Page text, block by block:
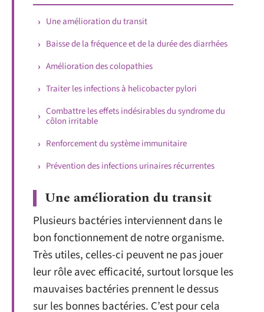
Une amélioration du transit
Baisse de la fréquence et de la durée des diarrhées
Amélioration des colopathies
Traiter les infections à helicobacter pylori
Combattre les effets indésirables du syndrome du
côlon irritable
Renforcement du système immunitaire
Prévention des infections urinaires récurrentes
Une amélioration du transit
Plusieurs bactéries interviennent dans le
bon fonctionnement de notre organisme.
Très utiles, celles-ci peuvent ne pas jouer
leur rôle avec efficacité, surtout lorsque les
mauvaises bactéries prennent le dessus
sur les bonnes bactéries. C’est pour cela